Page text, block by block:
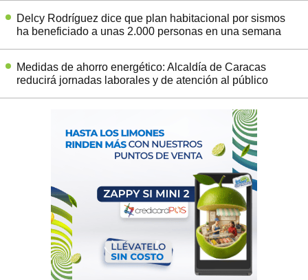
Delcy Rodríguez dice que plan habitacional por sismos
ha beneficiado a unas 2.000 personas en una semana
Medidas de ahorro energético: Alcaldía de Caracas
reducirá jornadas laborales y de atención al público